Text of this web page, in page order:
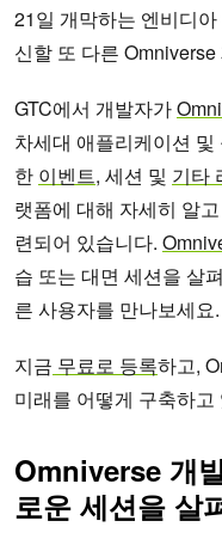
21일 개막하는 엔비디
신할 또 다른
GTC에서 개발자가
차세대 애플리케이션
한 이벤트, 세션 및 기타
랫폼에 대해 자세히 알
련되어 있습니다.
습 또는 대면 세션을 살
른 사용자를 만나보세요.
지금 무료로 등록하고,
미래를 어떻게 구축하
Omniverse 개
로운 세션을 살